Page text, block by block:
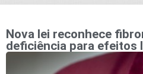
Nova lei reconhece
deficiência para efeitos